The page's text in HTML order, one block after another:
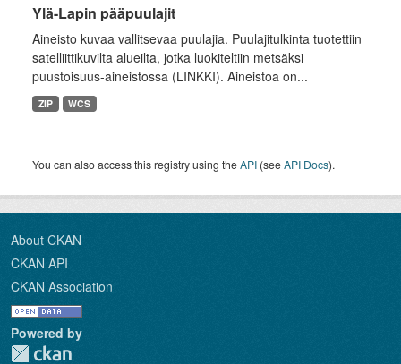
Ylä-Lapin pääpuulajit
Aineisto kuvaa vallitsevaa puulajia. Puulajitulkinta tuotettiin
satelliittikuvilta alueilta, jotka luokiteltiin metsäksi
puustoisuus-aineistossa (LINKKI). Aineistoa on...
ZIP WCS
You can also access this registry using theAPI (seeAPI Docs).
About CKAN
CKAN API
CKAN Association
Powered by